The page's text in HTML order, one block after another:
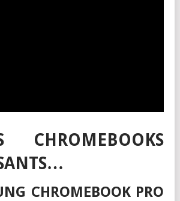
CHROMEBOOKS
CHROMEBOOK PRO